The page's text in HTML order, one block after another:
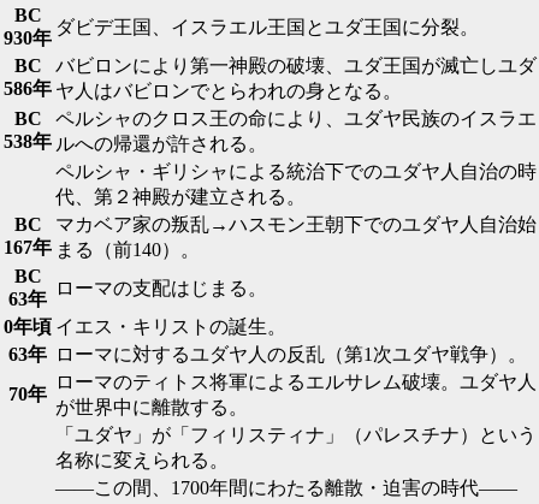
BC
930年
ダビデ王国、イスラエル王国とユダ王国に分裂。
BC
586年
バビロンにより第一神殿の破壊、ユダ王国が滅亡しユダ
ヤ人はバビロンでとらわれの身となる。
BC
538年
ペルシャのクロス王の命により、ユダヤ民族のイスラエ
ルへの帰還が許される。
ペルシャ・ギリシャによる統治下でのユダヤ人自治の時
代、第２神殿が建立される。
BC
167年
マカベア家の叛乱→ハスモン王朝下でのユダヤ人自治始
まる（前140）。
BC
63年
ローマの支配はじまる。
0年頃 イエス・キリストの誕生。
63年 ローマに対するユダヤ人の反乱（第1次ユダヤ戦争）。
70年
ローマのティトス将軍によるエルサレム破壊。ユダヤ人
が世界中に離散する。
「ユダヤ」が「フィリスティナ」（パレスチナ）という
名称に変えられる。
――この間、1700年間にわたる離散・迫害の時代――